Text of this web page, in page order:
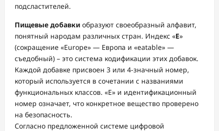
подсластителей.
Пищевые добавки образуют своеобразный алфавит,
понятный народам различных стран. Индекс «Е»
(сокращение «Europe» — Европа и «eatable» —
съедобный) – это система кодификации этих добавок.
Каждой добавке присвоен 3 или 4-значный номер,
который используется в сочетании с названиями
функциональных классов. «Е» и идентификационный
номер означает, что конкретное вещество проверено
на безопасность.
Согласно предложенной системе цифровой